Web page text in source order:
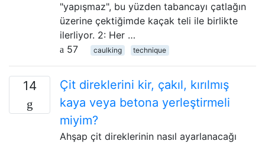
"yapışmaz", bu yüzden tabancayı çatlağın
üzerine çektiğimde kaçak teli ile birlikte
ilerliyor. 2: Her …
57
caulking technique
14
Çit direklerini kir, çakıl, kırılmış
kaya veya betona yerleştirmeli
miyim?
Ahşap çit direklerinin nasıl ayarlanacağı